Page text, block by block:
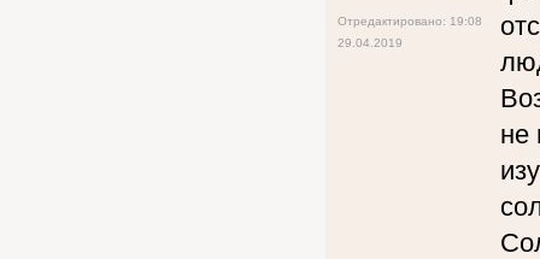
Отредактировано: 19:08
29.04.2019
не